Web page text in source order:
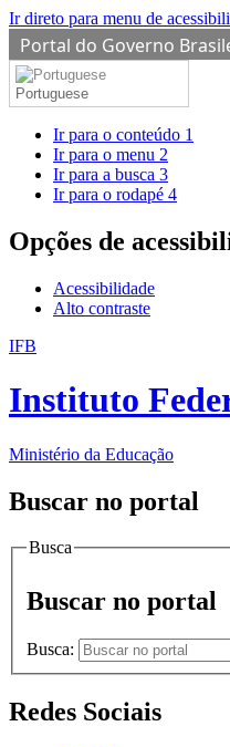
Ir direto para menu de
Portal do Governo
Portuguese
Ir para o conteúdo 1
Ir para o menu 2
Ir para a busca 3
Ir para o rodapé 4
Opções de
Acessibilidade
Alto contraste
IFB
Instituto
Ministério da Educação
Buscar no portal
Busca
Buscar no portal
Busca:
Redes Sociais